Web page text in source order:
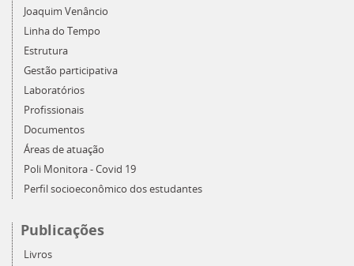
Joaquim Venâncio
Linha do Tempo
Estrutura
Gestão participativa
Laboratórios
Profissionais
Documentos
Áreas de atuação
Poli Monitora - Covid 19
Perfil socioeconômico dos estudantes
Publicações
Livros